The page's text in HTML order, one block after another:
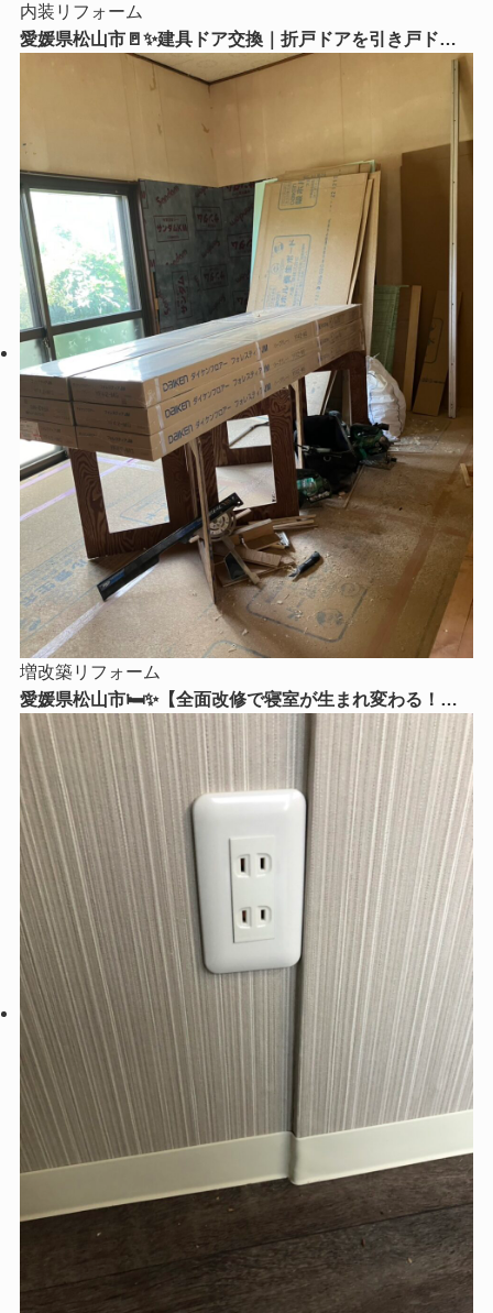
内装リフォーム
愛媛県松山市🚪✨建具ドア交換｜折戸ドアを引き戸ドア
に交換！毎日の使いやすさがグッとアップ😊🏡
増改築リフォーム
愛媛県松山市🛏️✨【全面改修で寝室が生まれ変わる！】
心からくつろげる理想の寝室リフォームをご紹介😊